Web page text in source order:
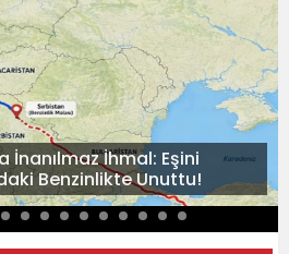
İnanılmaz İhmal: Eşini
Benzinlikte Unuttu!